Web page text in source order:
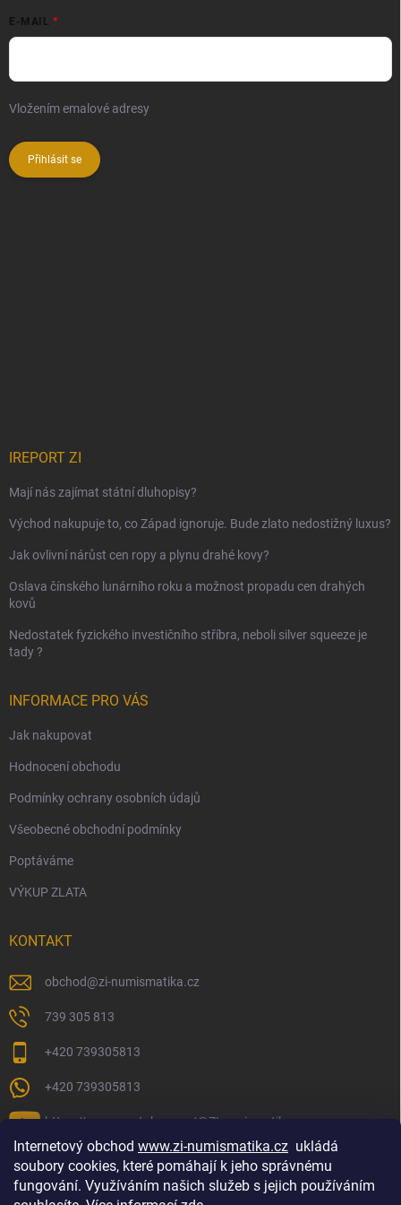
Internetový obchod www.zi-numismatika.cz ukládá
soubory cookies, které pomáhají k jeho správnému
fungování. Využíváním našich služeb s jejich používáním
E-MAIL
Vložením emalové adresy
Přihlásit se
IREPORT ZI
Mají nás zajímat státní dluhopisy?
Východ nakupuje to, co Západ ignoruje. Bude zlato nedostižný luxus?
Jak ovlivní nárůst cen ropy a plynu drahé kovy?
Oslava čínského lunárního roku a možnost propadu cen drahých
kovů
Nedostatek fyzického investičního stříbra, neboli silver squeeze je
tady ?
INFORMACE PRO VÁS
Jak nakupovat
Hodnocení obchodu
Podmínky ochrany osobních údajů
Všeobecné obchodní podmínky
Poptáváme
VÝKUP ZLATA
KONTAKT
obchod@zi-numismatika.cz
739 305 813
+420 739305813
+420 739305813
https://www.youtube.com/@ZInumismatika
Zlaté investování Golf shop Golfstart Houby a bylinky